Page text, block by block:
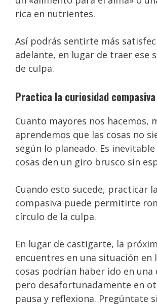
rica en nutrientes.
Así podrás sentirte más
adelante, en lugar de traer ese
de culpa.
Practica la curiosidad compasiva
Cuanto mayores nos hacemos,
aprendemos que las cosas no
según lo planeado. Es inevitable
cosas den un giro brusco sin
Cuando esto sucede, practicar
compasiva puede permitirte
círculo de la culpa.
En lugar de castigarte, la
encuentres en una situación en
cosas podrían haber ido en una
pero desafortunadamente en
pausa y reflexiona. Pregúntate